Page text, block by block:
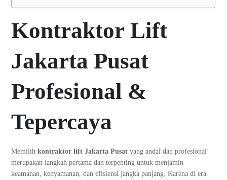
Kontraktor Lift
Jakarta Pusat
Profesional &
Tepercaya
Memilihkontraktor lift Jakarta Pusatyang andal dan profesional
merupakan langkah pertama dan terpenting untuk menjamin
keamanan, kenyamanan, dan efisiensi jangka panjang. Karena di era